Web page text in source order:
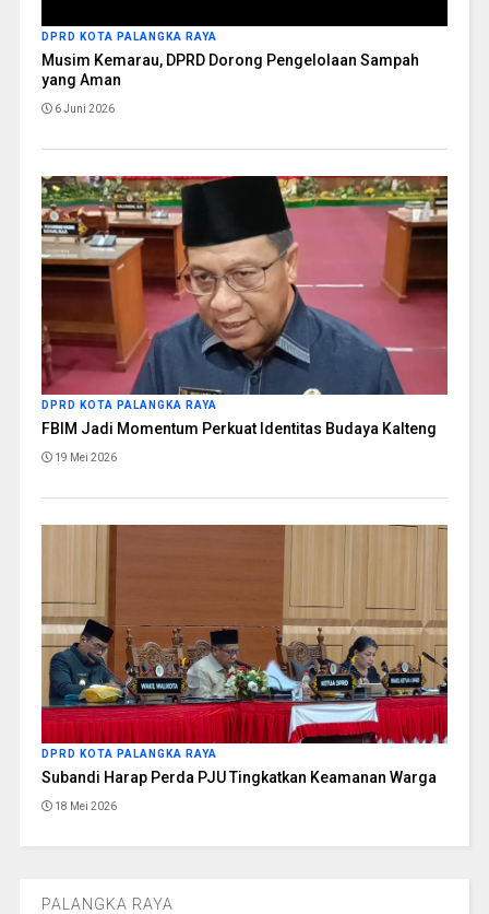
DPRD KOTA PALANGKA RAYA
Musim Kemarau, DPRD Dorong Pengelolaan Sampah
yang Aman
6 Juni 2026
DPRD KOTA PALANGKA RAYA
FBIM Jadi Momentum Perkuat Identitas Budaya Kalteng
19 Mei 2026
DPRD KOTA PALANGKA RAYA
Subandi Harap Perda PJU Tingkatkan Keamanan Warga
18 Mei 2026
PALANGKA RAYA